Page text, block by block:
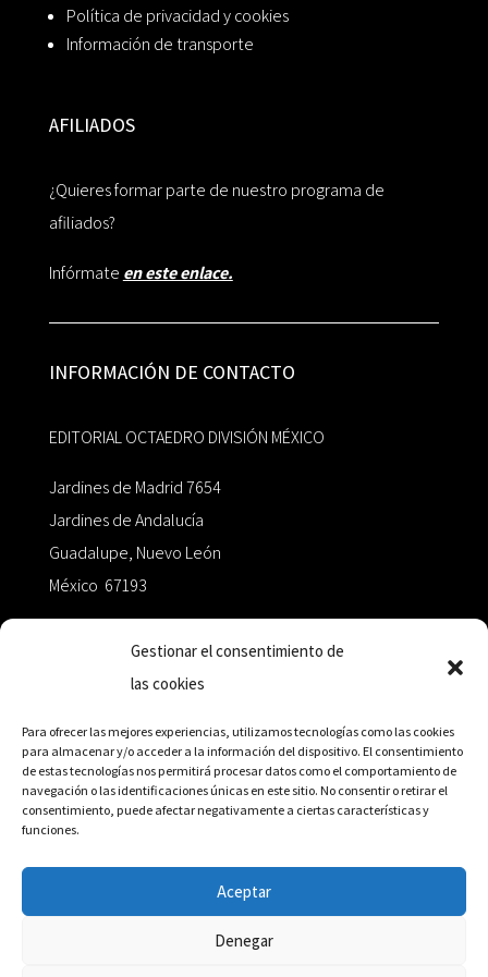
Gestionar el consentimiento de
las cookies
Para ofrecer las mejores experiencias, utilizamos tecnologías como las cookies
para almacenar y/o acceder a la información del dispositivo. El consentimiento
de estas tecnologías nos permitirá procesar datos como el comportamiento de
navegación o las identificaciones únicas en este sitio. No consentir o retirar el
consentimiento, puede afectar negativamente a ciertas características y
funciones.
Aceptar
Denegar
Política de privacidad y cookies
Información de transporte
AFILIADOS
¿Quieres formar parte de nuestro programa de
afiliados?
Infórmate en este enlace.
INFORMACIÓN DE CONTACTO
EDITORIAL OCTAEDRO DIVISIÓN MÉXICO
Jardines de Madrid 7654
Jardines de Andalucía
Guadalupe, Nuevo León
México 67193
+52 811.499.5638
RED DE DISTRIBUCIÓN
Distribuidores en México y Octaedro internacional